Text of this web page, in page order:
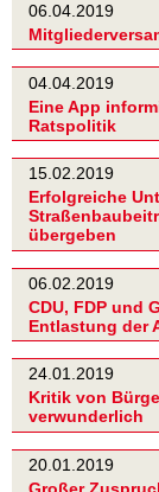
06.04.2019
04.04.2019
Eine App
Ratspolitik
15.02.2019
Erfolgreiche
übergeben
06.02.2019
CDU, FDP und
Entlastung der
24.01.2019
Kritik von
verwunderlich
20.01.2019